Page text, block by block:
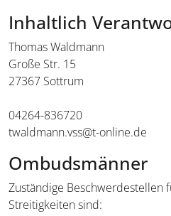
Inhaltlich
Thomas Waldmann
Große Str. 15
27367 Sottrum
04264-836720
twaldmann.vss@t-online.de
Ombudsmänner
Zuständige Beschwerdestellen
Streitigkeiten sind: